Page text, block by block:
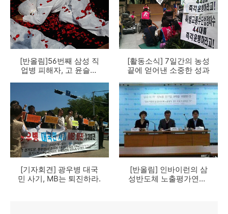
[반올림]56번째 삼성 직
업병 피해자, 고 윤슬기
더 이상 죽을 순 없다!
[활동소식] 7일간의 농성
끝에 얻어낸 소중한 성과
[기자회견] 광우병 대국
민 사기, MB는 퇴진하라.
[반올림] 인바이런의 삼
성반도체 노출평가연구,